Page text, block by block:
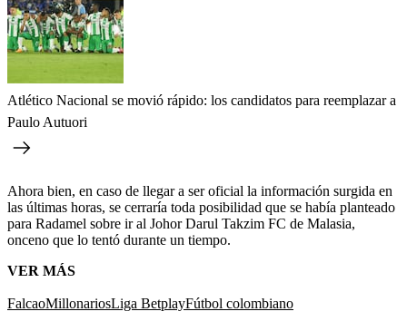
Atlético Nacional se movió rápido: los candidatos para reemplazar a
Paulo Autuori
Ahora bien, en caso de llegar a ser oficial la información surgida en
las últimas horas, se cerraría toda posibilidad que se había planteado
para Radamel sobre ir al Johor Darul Takzim FC de Malasia,
onceno que lo tentó durante un tiempo.
VER MÁS
FalcaoMillonariosLiga BetplayFútbol colombiano